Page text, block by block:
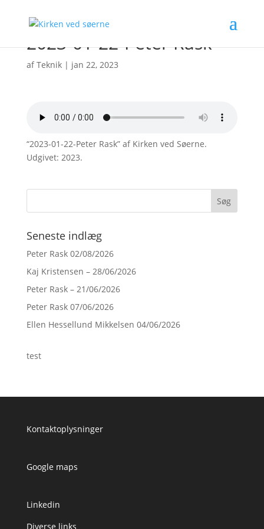
2023-01-22-Peter Rask
afTeknik| jan 22, 2023
“2023-01-22-Peter Rask” af Kirken ved Søerne.
Udgivet: 2023.
Seneste indlæg
Peter Rask 02/08/2026
Kaj Kristensen – 28/06/2026
Peter Rask – 21/06/2026
Peter Rask 07/06/2026
Ellen Hessellund Mikkelsen 04/06/2026
test
Kontaktoplysninger
Google maps
Linkedin
Diverse links